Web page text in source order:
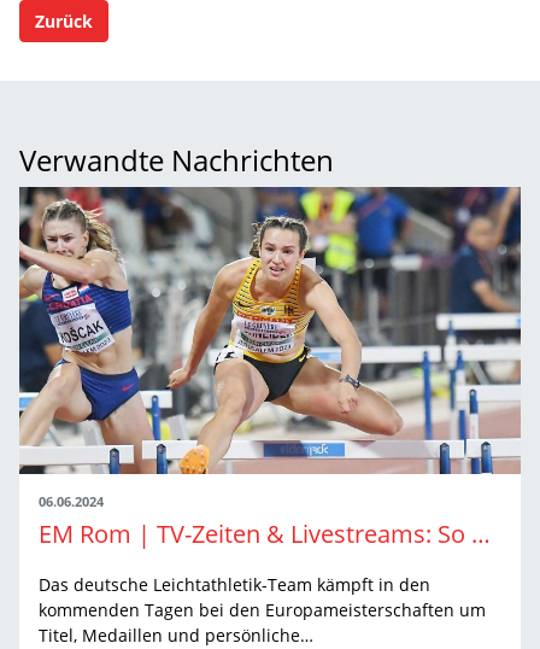
Zurück
Verwandte Nachrichten
06.06.2024
EM Rom | TV-Zeiten & Livestreams: So sehen Sie die Leichtathletik-EM in Rom live
Das deutsche Leichtathletik-Team kämpft in den
kommenden Tagen bei den Europameisterschaften um
Titel, Medaillen und persönliche…